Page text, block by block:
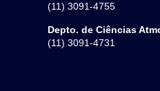
(11) 3091-4755
Depto. de Ciências
(11) 3091-4731